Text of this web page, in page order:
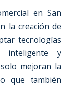
en San
la creación de
tecnologías
inteligente y
mejoran la
que también